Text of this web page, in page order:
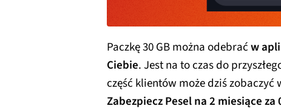
Paczkę 30 GB można odebraćw
Ciebie. Jest na to czas do
część klientów może dziś zobaczyć
Zabezpiecz Pesel na 2 miesiące za